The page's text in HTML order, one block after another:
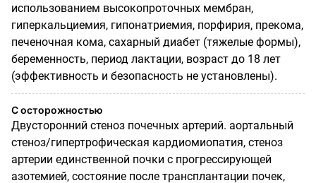
использованием высокопроточных мембран,
гиперкальциемия, гипонатриемия, порфирия, прекома,
печеночная кома, сахарный диабет (тяжелые формы),
беременность, период лактации, возраст до 18 лет
(эффективность и безопасность не установлены).
С осторожностью
Двусторонний стеноз почечных артерий. аортальный
стеноз/гипертрофическая кардиомиопатия, стеноз
артерии единственной почки с прогрессирующей
азотемией, состояние после трансплантации почек,